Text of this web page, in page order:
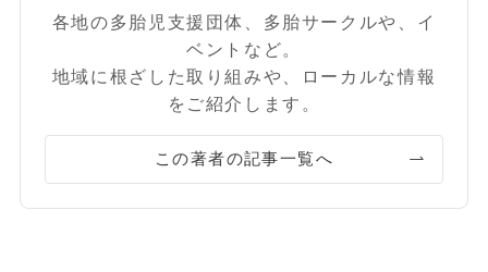
各地の多胎児支援団体、多胎サークルや、イ
ベントなど。
地域に根ざした取り組みや、ローカルな情報
をご紹介します。
この著者の記事一覧へ